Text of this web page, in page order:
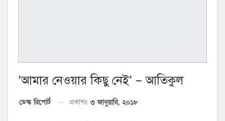
‘আমার নেওয়ার কিছু নেই’ – আতিকুল
ডেস্ক রিপোর্ট প্রকাশঃ ৩ জানুয়ারি, ২০১৮